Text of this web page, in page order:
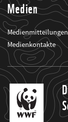
Medien
Medienmitteilungen
Medienkontakte